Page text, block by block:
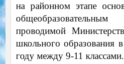
на районном этапе
проводимой
школьного образования
году между 9-11 классами.